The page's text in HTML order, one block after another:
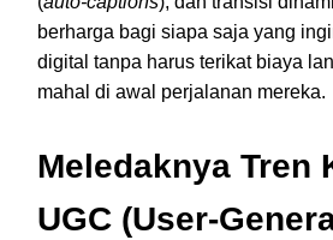
berharga bagi siapa saja yang
digital tanpa harus terikat biaya
mahal di awal perjalanan mereka.
Meledaknya Tren
UGC (User-